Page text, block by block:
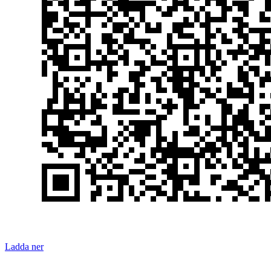
Ladda ner